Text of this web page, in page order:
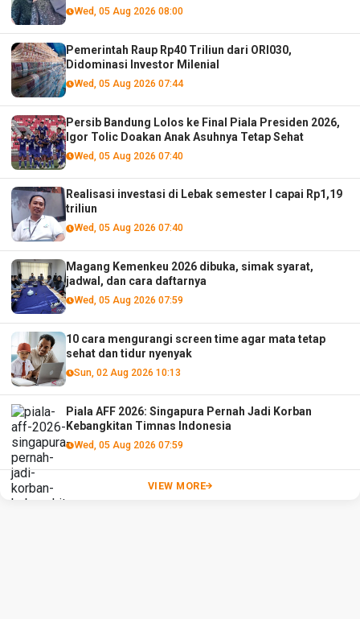
Wed, 05 Aug 2026 08:00
Pemerintah Raup Rp40 Triliun dari ORI030,
Didominasi Investor Milenial
Wed, 05 Aug 2026 07:44
Persib Bandung Lolos ke Final Piala Presiden 2026,
Igor Tolic Doakan Anak Asuhnya Tetap Sehat
Wed, 05 Aug 2026 07:40
Realisasi investasi di Lebak semester I capai Rp1,19
triliun
Wed, 05 Aug 2026 07:40
Magang Kemenkeu 2026 dibuka, simak syarat,
jadwal, dan cara daftarnya
Wed, 05 Aug 2026 07:59
10 cara mengurangi screen time agar mata tetap
sehat dan tidur nyenyak
Sun, 02 Aug 2026 10:13
Piala AFF 2026: Singapura Pernah Jadi Korban
Kebangkitan Timnas Indonesia
Wed, 05 Aug 2026 07:59
VIEW MORE